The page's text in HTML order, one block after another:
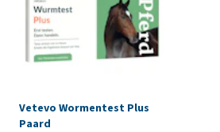
Vetevo Wormentest Plus
Paard